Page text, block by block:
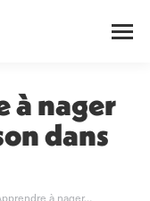
à nager
dans
à nager…